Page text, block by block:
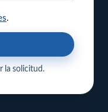
.
la solicitud.